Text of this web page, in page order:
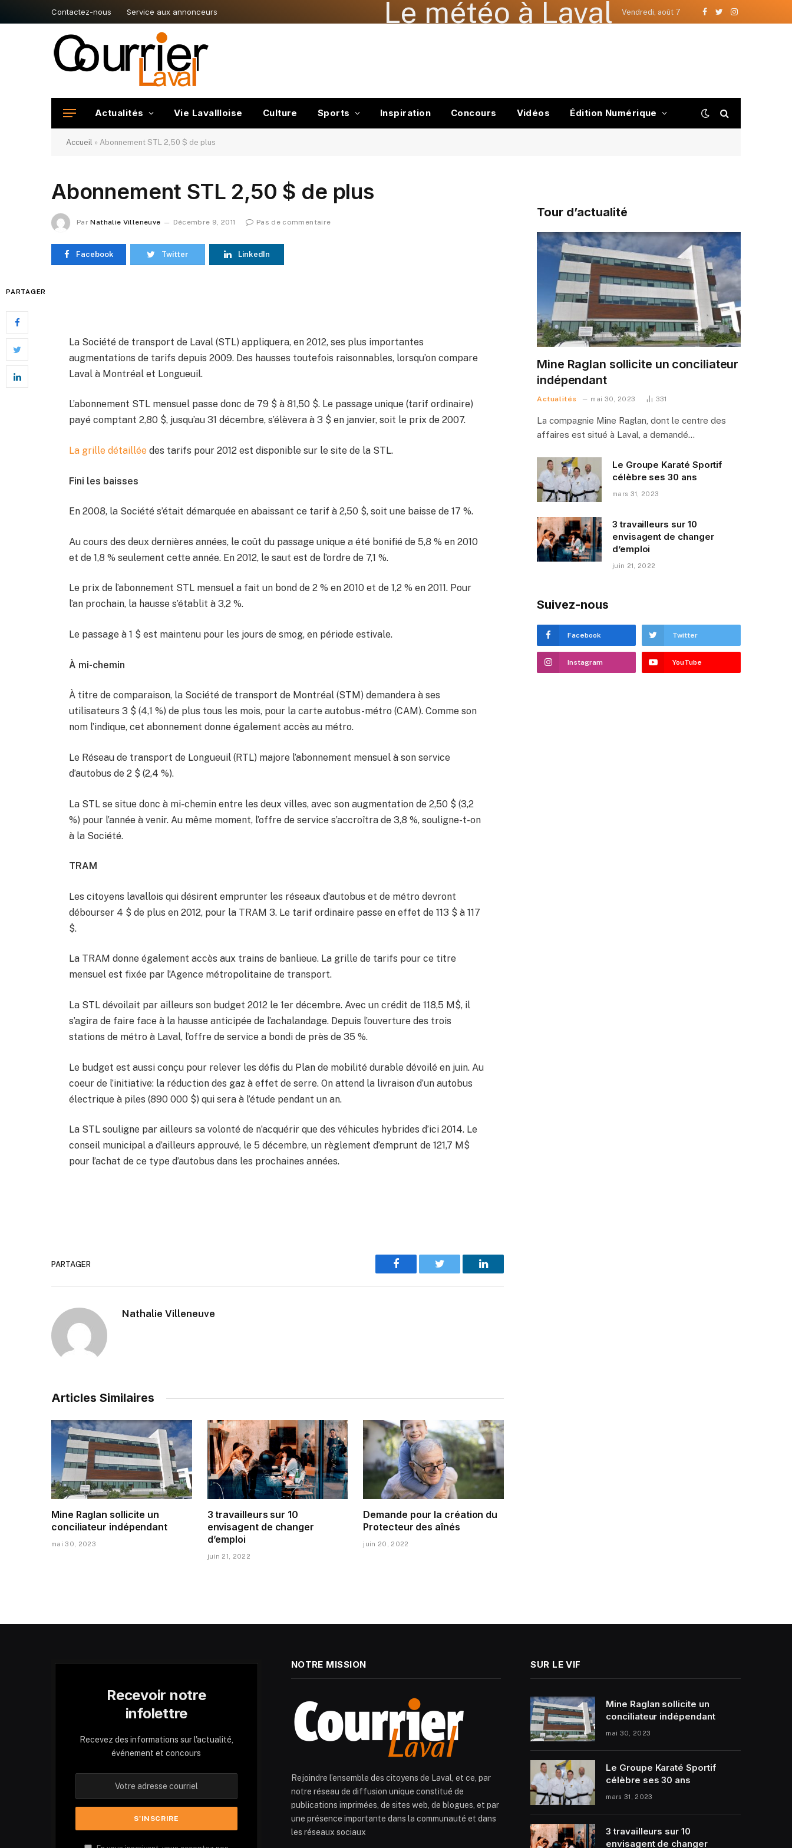
Contactez-nous Service aux annonceurs Le météo à Laval Vendredi, août 7
Facebook
TwitterInstagram
Actualités Vie Lavallloise Culture Sports Inspiration Concours Vidéos Édition Numérique
Accueil » Abonnement STL 2,50 $ de plus
Abonnement STL 2,50 $ de plus
Par Nathalie Villeneuve Décembre 9, 2011 Pas de commentaire
Facebook Twitter LinkedIn
PARTAGER
La Société de transport de Laval (STL) appliquera, en 2012, ses plus importantes
augmentations de tarifs depuis 2009. Des hausses toutefois raisonnables, lorsqu’on compare
Laval à Montréal et Longueuil.
L’abonnement STL mensuel passe donc de 79 $ à 81,50 $. Le passage unique (tarif ordinaire)
payé comptant 2,80 $, jusqu’au 31 décembre, s’élèvera à 3 $ en janvier, soit le prix de 2007.
La grille détaillée des tarifs pour 2012 est disponible sur le site de la STL.
Fini les baisses
En 2008, la Société s’était démarquée en abaissant ce tarif à 2,50 $, soit une baisse de 17 %.
Au cours des deux dernières années, le coût du passage unique a été bonifié de 5,8 % en 2010
et de 1,8 % seulement cette année. En 2012, le saut est de l’ordre de 7,1 %.
Le prix de l’abonnement STL mensuel a fait un bond de 2 % en 2010 et de 1,2 % en 2011. Pour
l’an prochain, la hausse s’établit à 3,2 %.
Le passage à 1 $ est maintenu pour les jours de smog, en période estivale.
À mi-chemin
À titre de comparaison, la Société de transport de Montréal (STM) demandera à ses
utilisateurs 3 $ (4,1 %) de plus tous les mois, pour la carte autobus-métro (CAM). Comme son
nom l’indique, cet abonnement donne également accès au métro.
Le Réseau de transport de Longueuil (RTL) majore l’abonnement mensuel à son service
d’autobus de 2 $ (2,4 %).
La STL se situe donc à mi-chemin entre les deux villes, avec son augmentation de 2,50 $ (3,2
%) pour l’année à venir. Au même moment, l’offre de service s’accroîtra de 3,8 %, souligne-t-on
à la Société.
TRAM
Les citoyens lavallois qui désirent emprunter les réseaux d’autobus et de métro devront
débourser 4 $ de plus en 2012, pour la TRAM 3. Le tarif ordinaire passe en effet de 113 $ à 117
$.
La TRAM donne également accès aux trains de banlieue. La grille de tarifs pour ce titre
mensuel est fixée par l’Agence métropolitaine de transport.
La STL dévoilait par ailleurs son budget 2012 le 1er décembre. Avec un crédit de 118,5 M$, il
s’agira de faire face à la hausse anticipée de l’achalandage. Depuis l’ouverture des trois
stations de métro à Laval, l’offre de service a bondi de près de 35 %.
Le budget est aussi conçu pour relever les défis du Plan de mobilité durable dévoilé en juin. Au
coeur de l’initiative: la réduction des gaz à effet de serre. On attend la livraison d’un autobus
électrique à piles (890 000 $) qui sera à l’étude pendant un an.
La STL souligne par ailleurs sa volonté de n’acquérir que des véhicules hybrides d’ici 2014. Le
conseil municipal a d’ailleurs approuvé, le 5 décembre, un règlement d’emprunt de 121,7 M$
pour l’achat de ce type d’autobus dans les prochaines années.
PARTAGER
Facebook Twitter LinkedIn
Nathalie Villeneuve
Articles Similaires
Mine Raglan sollicite un
conciliateur indépendant
mai 30, 2023
3 travailleurs sur 10
envisagent de changer
d’emploi
juin 21, 2022
Demande pour la création du
Protecteur des aînés
juin 20, 2022
Tour d’actualité
Mine Raglan sollicite un conciliateur
indépendant
Actualités mai 30, 2023 331
La compagnie Mine Raglan, dont le centre des
affaires est situé à Laval, a demandé…
Le Groupe Karaté Sportif
célèbre ses 30 ans
mars 31, 2023
3 travailleurs sur 10
envisagent de changer
d’emploi
juin 21, 2022
Suivez-nous
Facebook Twitter
Instagram YouTube
Recevoir notre
infolettre
Recevez des informations sur l'actualité,
événement et concours
NOTRE MISSION
Rejoindre l’ensemble des citoyens de Laval, et ce, par
notre réseau de diffusion unique constitué de
publications imprimées, de sites web, de blogues, et par
une présence importante dans la communauté et dans
les réseaux sociaux
SUR LE VIF
Mine Raglan sollicite un
conciliateur indépendant
mai 30, 2023
Le Groupe Karaté Sportif
célèbre ses 30 ans
mars 31, 2023
3 travailleurs sur 10
envisagent de changer